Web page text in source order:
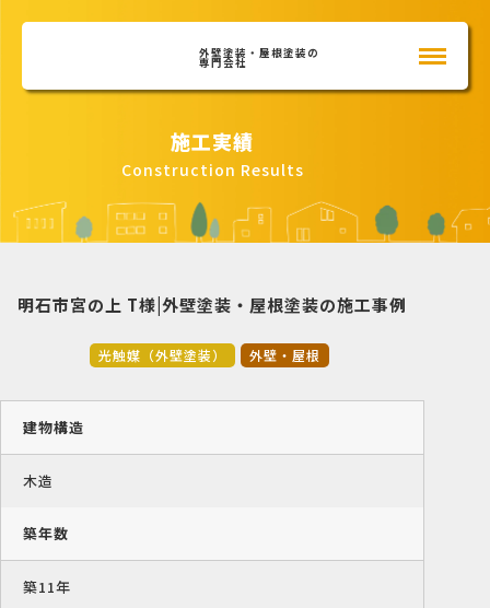
外壁塗装・屋根塗装の
専門会社
施工実績
Construction Results
明石市宮の上 T様|外壁塗装・屋根塗装の施工事例
光触媒（外壁塗装） 外壁・屋根
建物構造
木造
築年数
築11年